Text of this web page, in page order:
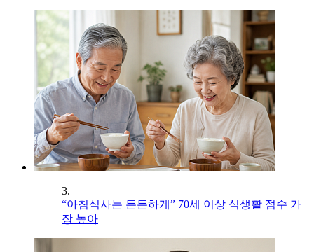
3.
“아침식사는 든든하게” 70세 이상 식생활 점수 가
장 높아